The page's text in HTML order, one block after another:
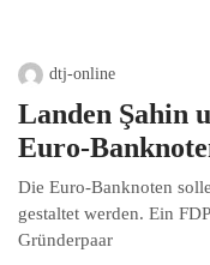
dtj-online
Landen Şahin
Euro-
Die Euro-Banknoten
gestaltet werden. Ein
Gründerpaar